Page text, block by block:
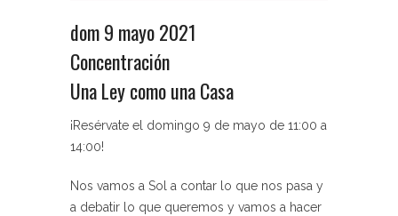
dom 9 mayo 2021
Concentración
Una Ley como una Casa
¡Resérvate el domingo 9 de mayo de 11:00 a
14:00!
Nos vamos a Sol a contar lo que nos pasa y
a debatir lo que queremos y vamos a hacer